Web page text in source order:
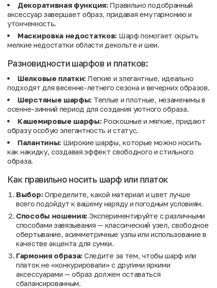
Декоративная функция:Правильно подобранный
аксессуар завершает образ, придавая ему гармонию и
утонченность.
Маскировка недостатков: Шарф помогает скрыть
мелкие недостатки области декольте и шеи.
Разновидности шарфов и платков:
Шелковые платки: Легкие и элегантные, идеально
подходят для весенне-летнего сезона и вечерних образов.
Шерстяные шарфы: Теплые и плотные, незаменимы в
осенне-зимний период для создания уютного образа.
Кашемировые шарфы:Роскошные и мягкие, придают
образу особую элегантность и статус.
Палантины: Широкие шарфы, которые можно носить
как накидку, создавая эффект свободного и стильного
образа.
Как правильно носить шарф или платок
Выбор:Определите, какой материал и цвет лучше
всего подойдут к вашему наряду и погодным условиям.
Способы ношения: Экспериментируйте с различными
способами завязывания — классический узел, свободное
обертывание, асимметричные узлы или использование в
качестве акцента для сумки.
Гармония образа: Следите за тем, чтобы шарф или
платок не «конкурировали» с другими яркими
аксессуарами — образ должен оставаться
сбалансированным.